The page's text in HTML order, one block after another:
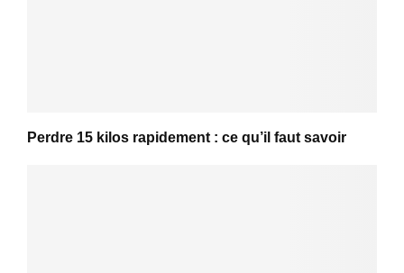
Perdre 15 kilos rapidement : ce qu’il faut savoir